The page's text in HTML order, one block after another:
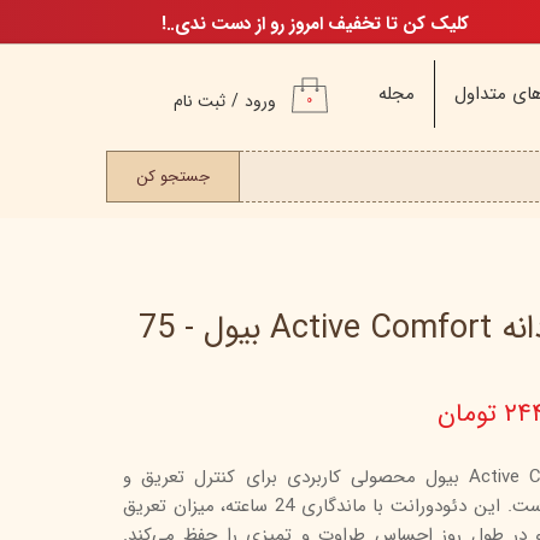
متداول مجله ورود / ثبت نام
تغییر گذر واژه
کاربری
۰
جستجو کن
کلیک کن تا تخفیف امروز رو از دست ندی..!
دئودرانت رولی مردانه Active Comfort بیول - 75
دئودرانت رولی مردانه Active Comfort بیول محصولی کاربردی برای کنترل تعریق و
جلوگیری از بوی نامطبوع بدن است. این دئودورانت با ماندگاری 24 ساعته، میزان تعریق